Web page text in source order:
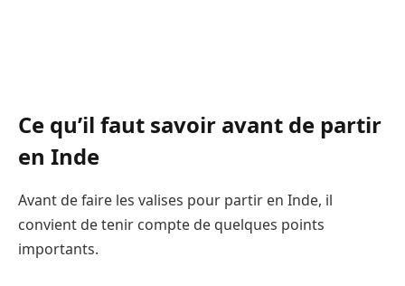
Ce qu’il faut savoir avant de partir
en Inde
Avant de faire les valises pour partir en Inde, il
convient de tenir compte de quelques points
importants.